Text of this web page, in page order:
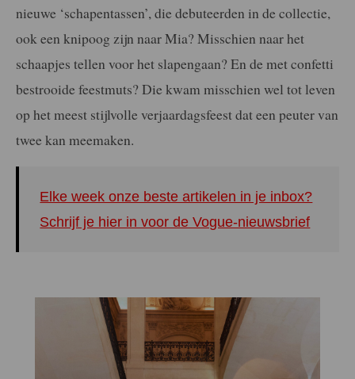
nieuwe ‘schapentassen’, die debuteerden in de collectie,
ook een knipoog zijn naar Mia? Misschien naar het
schaapjes tellen voor het slapengaan? En de met confetti
bestrooide feestmuts? Die kwam misschien wel tot leven
op het meest stijlvolle verjaardagsfeest dat een peuter van
twee kan meemaken.
Elke week onze beste artikelen in je inbox?
Schrijf je hier in voor de Vogue-nieuwsbrief